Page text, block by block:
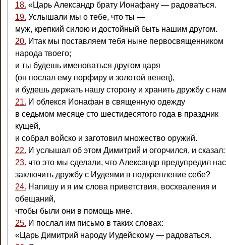
18. «Царь Александр брату Ионафану — радоваться.
19. Услышали мы о тебе, что ты —
муж, крепкий силою и достойный быть нашим другом.
20. Итак мы поставляем тебя ныне первосвященником
народа твоего;
и ты будешь именоваться другом царя
(он послал ему порфиру и золотой венец),
и будешь держать нашу сторону и хранить дружбу с
21. И облекся Ионафан в священную одежду
в седьмом месяце сто шестидесятого года в праздник
кущей,
и собрал войско и заготовил множество оружий.
22. И услышал об этом Димитрий и огорчился, и сказал:
23. что это мы сделали, что Александр предупредил нас
заключить дружбу с Иудеями в подкрепление себе?
24. Напишу и я им слова приветствия, восхваления и
обещаний,
чтобы были они в помощь мне.
25. И послал им письмо в таких словах:
«Царь Димитрий народу Иудейскому — радоваться.